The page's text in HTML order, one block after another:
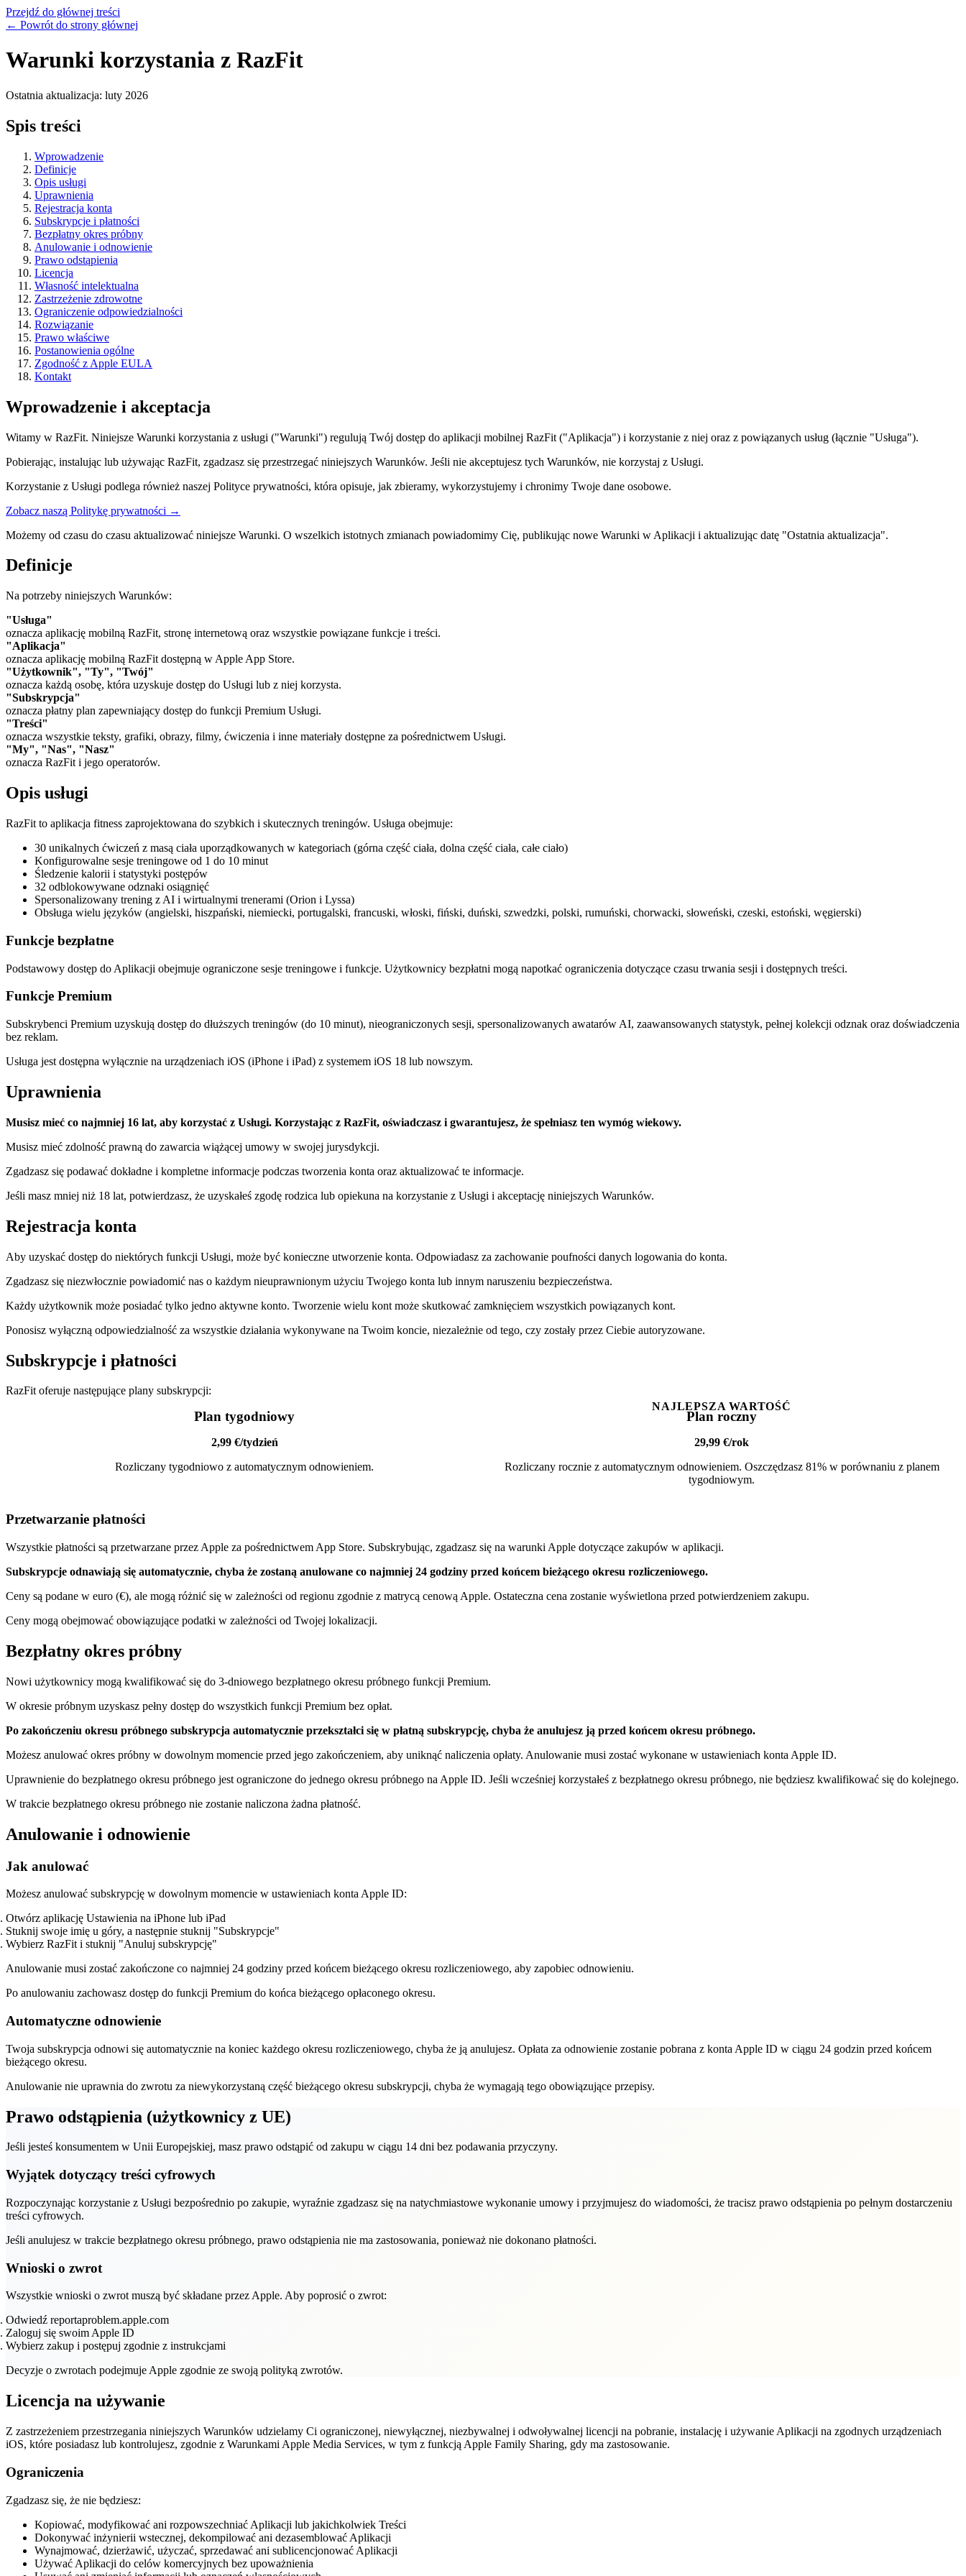
Przejdź do głównej treści
← Powrót do strony głównej
Warunki korzystania z RazFit
Ostatnia aktualizacja: luty 2026
Spis treści
Wprowadzenie
Definicje
Opis usługi
Uprawnienia
Rejestracja konta
Subskrypcje i płatności
Bezpłatny okres próbny
Anulowanie i odnowienie
Prawo odstąpienia
Licencja
Własność intelektualna
Zastrzeżenie zdrowotne
Ograniczenie odpowiedzialności
Rozwiązanie
Prawo właściwe
Postanowienia ogólne
Zgodność z Apple EULA
Kontakt
Wprowadzenie i akceptacja
Witamy w RazFit. Niniejsze Warunki korzystania z usługi ("Warunki") regulują Twój dostęp do aplikacji mobilnej RazFit ("Aplikacja") i korzystanie z niej oraz z powiązanych usług (łącznie "Usługa").
Pobierając, instalując lub używając RazFit, zgadzasz się przestrzegać niniejszych Warunków. Jeśli nie akceptujesz tych Warunków, nie korzystaj z Usługi.
Korzystanie z Usługi podlega również naszej Polityce prywatności, która opisuje, jak zbieramy, wykorzystujemy i chronimy Twoje dane osobowe.
Zobacz naszą Politykę prywatności →
Możemy od czasu do czasu aktualizować niniejsze Warunki. O wszelkich istotnych zmianach powiadomimy Cię, publikując nowe Warunki w Aplikacji i aktualizując datę "Ostatnia aktualizacja".
Definicje
Na potrzeby niniejszych Warunków:
"Usługa"
oznacza aplikację mobilną RazFit, stronę internetową oraz wszystkie powiązane funkcje i treści.
"Aplikacja"
oznacza aplikację mobilną RazFit dostępną w Apple App Store.
"Użytkownik", "Ty", "Twój"
oznacza każdą osobę, która uzyskuje dostęp do Usługi lub z niej korzysta.
"Subskrypcja"
oznacza płatny plan zapewniający dostęp do funkcji Premium Usługi.
"Treści"
oznacza wszystkie teksty, grafiki, obrazy, filmy, ćwiczenia i inne materiały dostępne za pośrednictwem Usługi.
"My", "Nas", "Nasz"
oznacza RazFit i jego operatorów.
Opis usługi
RazFit to aplikacja fitness zaprojektowana do szybkich i skutecznych treningów. Usługa obejmuje:
30 unikalnych ćwiczeń z masą ciała uporządkowanych w kategoriach (górna część ciała, dolna część ciała, całe ciało)
Konfigurowalne sesje treningowe od 1 do 10 minut
Śledzenie kalorii i statystyki postępów
32 odblokowywane odznaki osiągnięć
Spersonalizowany trening z AI i wirtualnymi trenerami (Orion i Lyssa)
Obsługa wielu języków (angielski, hiszpański, niemiecki, portugalski, francuski, włoski, fiński, duński, szwedzki, polski, rumuński, chorwacki, słoweński, czeski, estoński, węgierski)
Funkcje bezpłatne
Podstawowy dostęp do Aplikacji obejmuje ograniczone sesje treningowe i funkcje. Użytkownicy bezpłatni mogą napotkać ograniczenia dotyczące czasu trwania sesji i dostępnych treści.
Funkcje Premium
Subskrybenci Premium uzyskują dostęp do dłuższych treningów (do 10 minut), nieograniczonych sesji, spersonalizowanych awatarów AI, zaawansowanych statystyk, pełnej kolekcji odznak oraz doświadczenia
bez reklam.
Usługa jest dostępna wyłącznie na urządzeniach iOS (iPhone i iPad) z systemem iOS 18 lub nowszym.
Uprawnienia
Musisz mieć co najmniej 16 lat, aby korzystać z Usługi. Korzystając z RazFit, oświadczasz i gwarantujesz, że spełniasz ten wymóg wiekowy.
Musisz mieć zdolność prawną do zawarcia wiążącej umowy w swojej jurysdykcji.
Zgadzasz się podawać dokładne i kompletne informacje podczas tworzenia konta oraz aktualizować te informacje.
Jeśli masz mniej niż 18 lat, potwierdzasz, że uzyskałeś zgodę rodzica lub opiekuna na korzystanie z Usługi i akceptację niniejszych Warunków.
Rejestracja konta
Aby uzyskać dostęp do niektórych funkcji Usługi, może być konieczne utworzenie konta. Odpowiadasz za zachowanie poufności danych logowania do konta.
Zgadzasz się niezwłocznie powiadomić nas o każdym nieuprawnionym użyciu Twojego konta lub innym naruszeniu bezpieczeństwa.
Każdy użytkownik może posiadać tylko jedno aktywne konto. Tworzenie wielu kont może skutkować zamknięciem wszystkich powiązanych kont.
Ponosisz wyłączną odpowiedzialność za wszystkie działania wykonywane na Twoim koncie, niezależnie od tego, czy zostały przez Ciebie autoryzowane.
Subskrypcje i płatności
RazFit oferuje następujące plany subskrypcji:
Plan tygodniowy
2,99 €/tydzień
Rozliczany tygodniowo z automatycznym odnowieniem.
NAJLEPSZA WARTOŚĆ
Plan roczny
29,99 €/rok
Rozliczany rocznie z automatycznym odnowieniem. Oszczędzasz 81% w porównaniu z planem
tygodniowym.
Przetwarzanie płatności
Wszystkie płatności są przetwarzane przez Apple za pośrednictwem App Store. Subskrybując, zgadzasz się na warunki Apple dotyczące zakupów w aplikacji.
Subskrypcje odnawiają się automatycznie, chyba że zostaną anulowane co najmniej 24 godziny przed końcem bieżącego okresu rozliczeniowego.
Ceny są podane w euro (€), ale mogą różnić się w zależności od regionu zgodnie z matrycą cenową Apple. Ostateczna cena zostanie wyświetlona przed potwierdzeniem zakupu.
Ceny mogą obejmować obowiązujące podatki w zależności od Twojej lokalizacji.
Bezpłatny okres próbny
Nowi użytkownicy mogą kwalifikować się do 3-dniowego bezpłatnego okresu próbnego funkcji Premium.
W okresie próbnym uzyskasz pełny dostęp do wszystkich funkcji Premium bez opłat.
Po zakończeniu okresu próbnego subskrypcja automatycznie przekształci się w płatną subskrypcję, chyba że anulujesz ją przed końcem okresu próbnego.
Możesz anulować okres próbny w dowolnym momencie przed jego zakończeniem, aby uniknąć naliczenia opłaty. Anulowanie musi zostać wykonane w ustawieniach konta Apple ID.
Uprawnienie do bezpłatnego okresu próbnego jest ograniczone do jednego okresu próbnego na Apple ID. Jeśli wcześniej korzystałeś z bezpłatnego okresu próbnego, nie będziesz kwalifikować się do kolejnego.
W trakcie bezpłatnego okresu próbnego nie zostanie naliczona żadna płatność.
Anulowanie i odnowienie
Jak anulować
Możesz anulować subskrypcję w dowolnym momencie w ustawieniach konta Apple ID:
Otwórz aplikację Ustawienia na iPhone lub iPad
Stuknij swoje imię u góry, a następnie stuknij "Subskrypcje"
Wybierz RazFit i stuknij "Anuluj subskrypcję"
Anulowanie musi zostać zakończone co najmniej 24 godziny przed końcem bieżącego okresu rozliczeniowego, aby zapobiec odnowieniu.
Po anulowaniu zachowasz dostęp do funkcji Premium do końca bieżącego opłaconego okresu.
Automatyczne odnowienie
Twoja subskrypcja odnowi się automatycznie na koniec każdego okresu rozliczeniowego, chyba że ją anulujesz. Opłata za odnowienie zostanie pobrana z konta Apple ID w ciągu 24 godzin przed końcem
bieżącego okresu.
Anulowanie nie uprawnia do zwrotu za niewykorzystaną część bieżącego okresu subskrypcji, chyba że wymagają tego obowiązujące przepisy.
Prawo odstąpienia (użytkownicy z UE)
Jeśli jesteś konsumentem w Unii Europejskiej, masz prawo odstąpić od zakupu w ciągu 14 dni bez podawania przyczyny.
Wyjątek dotyczący treści cyfrowych
Rozpoczynając korzystanie z Usługi bezpośrednio po zakupie, wyraźnie zgadzasz się na natychmiastowe wykonanie umowy i przyjmujesz do wiadomości, że tracisz prawo odstąpienia po pełnym dostarczeniu
treści cyfrowych.
Jeśli anulujesz w trakcie bezpłatnego okresu próbnego, prawo odstąpienia nie ma zastosowania, ponieważ nie dokonano płatności.
Wnioski o zwrot
Wszystkie wnioski o zwrot muszą być składane przez Apple. Aby poprosić o zwrot:
Odwiedź reportaproblem.apple.com
Zaloguj się swoim Apple ID
Wybierz zakup i postępuj zgodnie z instrukcjami
Decyzje o zwrotach podejmuje Apple zgodnie ze swoją polityką zwrotów.
Licencja na używanie
Z zastrzeżeniem przestrzegania niniejszych Warunków udzielamy Ci ograniczonej, niewyłącznej, niezbywalnej i odwoływalnej licencji na pobranie, instalację i używanie Aplikacji na zgodnych urządzeniach
iOS, które posiadasz lub kontrolujesz, zgodnie z Warunkami Apple Media Services, w tym z funkcją Apple Family Sharing, gdy ma zastosowanie.
Ograniczenia
Zgadzasz się, że nie będziesz:
Kopiować, modyfikować ani rozpowszechniać Aplikacji lub jakichkolwiek Treści
Dokonywać inżynierii wstecznej, dekompilować ani dezasemblować Aplikacji
Wynajmować, dzierżawić, użyczać, sprzedawać ani sublicencjonować Aplikacji
Używać Aplikacji do celów komercyjnych bez upoważnienia